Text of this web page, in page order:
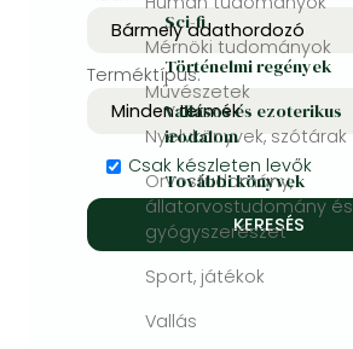
Mérnöki tudományok
Művészetek
Nyelvkönyvek, szótárak
Orvostudomány,
állatorvostudomány és
gyógyszerészet
Sport, játékok
Vallás
Sci-fi
Történelmi regények
Vallásos és ezoterikus
irodalom
További könyvek
Terméktípus:
Csak készleten levők